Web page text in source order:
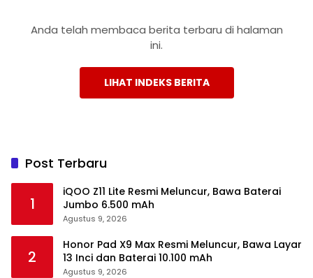
Anda telah membaca berita terbaru di halaman
ini.
LIHAT INDEKS BERITA
Post Terbaru
1
iQOO Z11 Lite Resmi Meluncur, Bawa Baterai
Jumbo 6.500 mAh
Agustus 9, 2026
2
Honor Pad X9 Max Resmi Meluncur, Bawa Layar
13 Inci dan Baterai 10.100 mAh
Agustus 9, 2026